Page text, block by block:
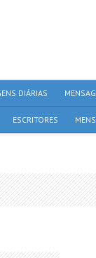
DIÁRIAS
ESCRITORES